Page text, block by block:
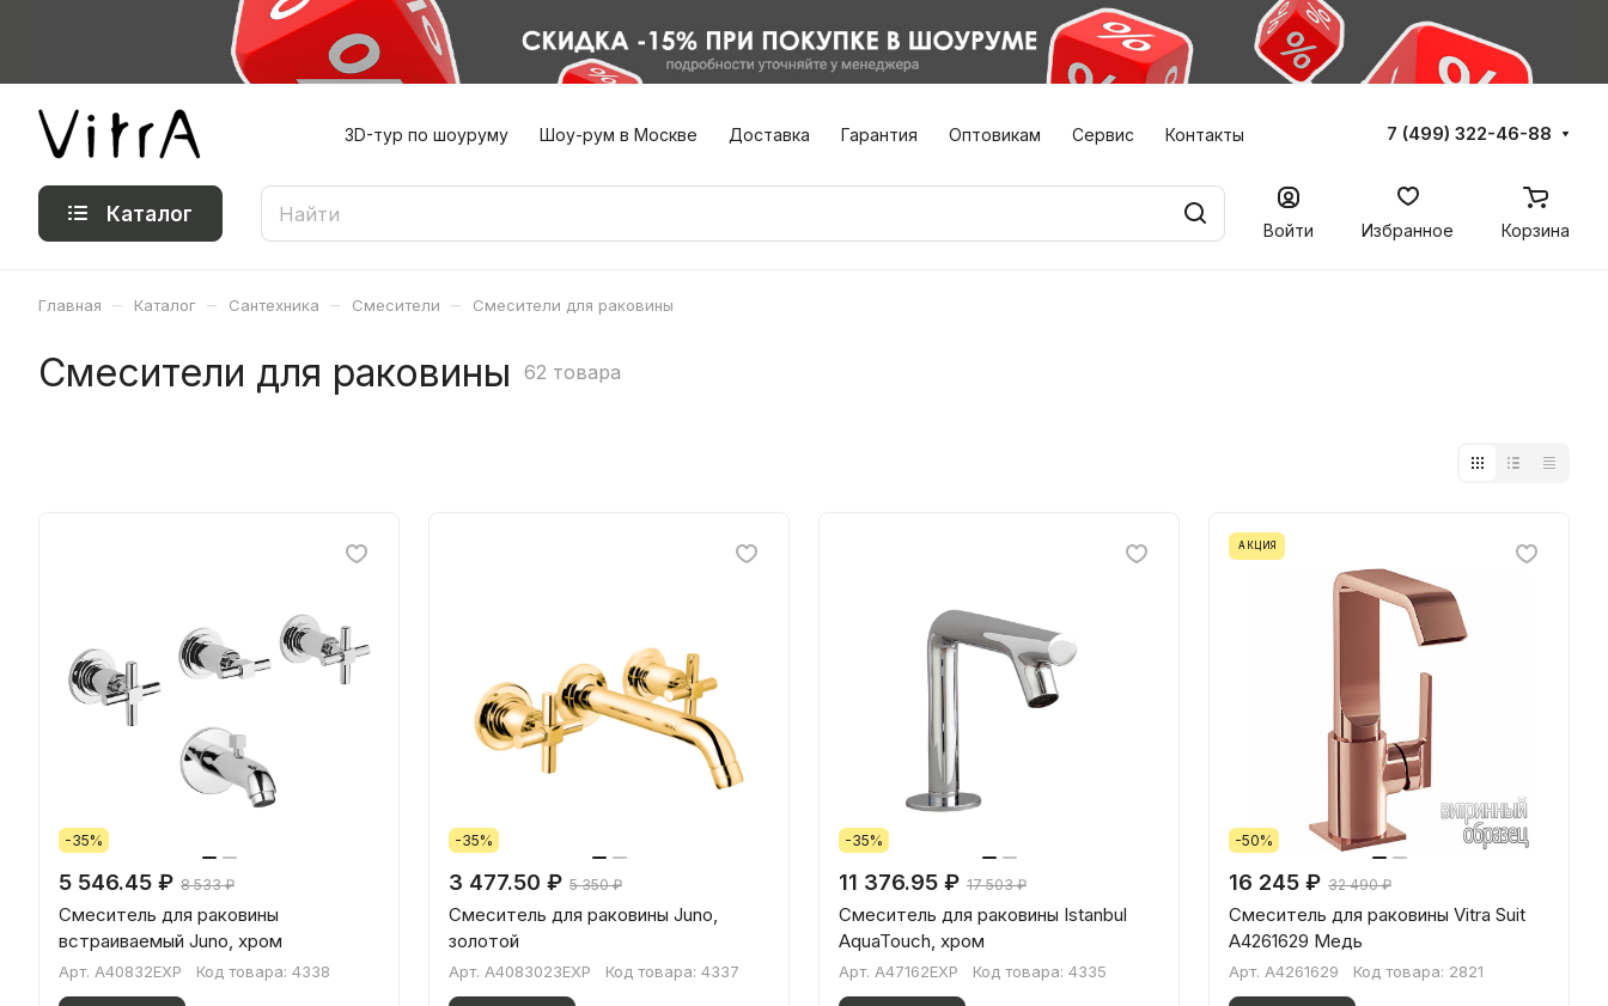
3D-тур по шоуруму Шоу-рум в Москве Доставка Гарантия Оптовикам Сервис Контакты 7 (499) 322-46-88
Каталог
Войти Избранное Корзина
Главная – Каталог – Сантехника – Смесители – Смесители для раковины
Смесители для раковины 62 товара
-35%
5 546.45 ₽ 8 533 ₽
Смеситель для раковины
встраиваемый Juno, хром
Арт. A40832EXP Код товара: 4338
-35%
3 477.50 ₽ 5 350 ₽
Смеситель для раковины Juno,
золотой
Арт. A4083023EXP Код товара: 4337
-35%
11 376.95 ₽ 17 503 ₽
Смеситель для раковины Istanbul
AquaTouch, хром
Арт. A47162EXP Код товара: 4335
АКЦИЯ
-50%
16 245 ₽ 32 490 ₽
Смеситель для раковины Vitra Suit
A4261629 Медь
Арт. A4261629 Код товара: 2821